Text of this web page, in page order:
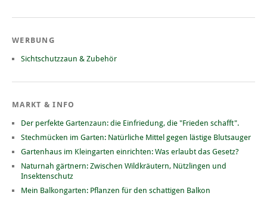
WERBUNG
Sichtschutzzaun & Zubehör
MARKT & INFO
Der perfekte Gartenzaun: die Einfriedung, die "Frieden schafft".
Stechmücken im Garten: Natürliche Mittel gegen lästige Blutsauger
Gartenhaus im Kleingarten einrichten: Was erlaubt das Gesetz?
Naturnah gärtnern: Zwischen Wildkräutern, Nützlingen und
Insektenschutz
Mein Balkongarten: Pflanzen für den schattigen Balkon